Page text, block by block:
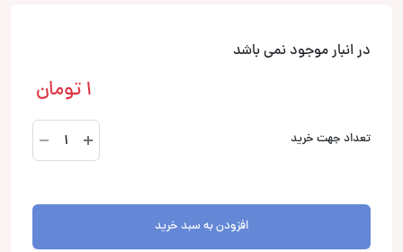
در انبار موجود نمی باشد
1 تومان
تعداد جهت خرید
KFC-
W2516PS
افزودن به سبد خرید